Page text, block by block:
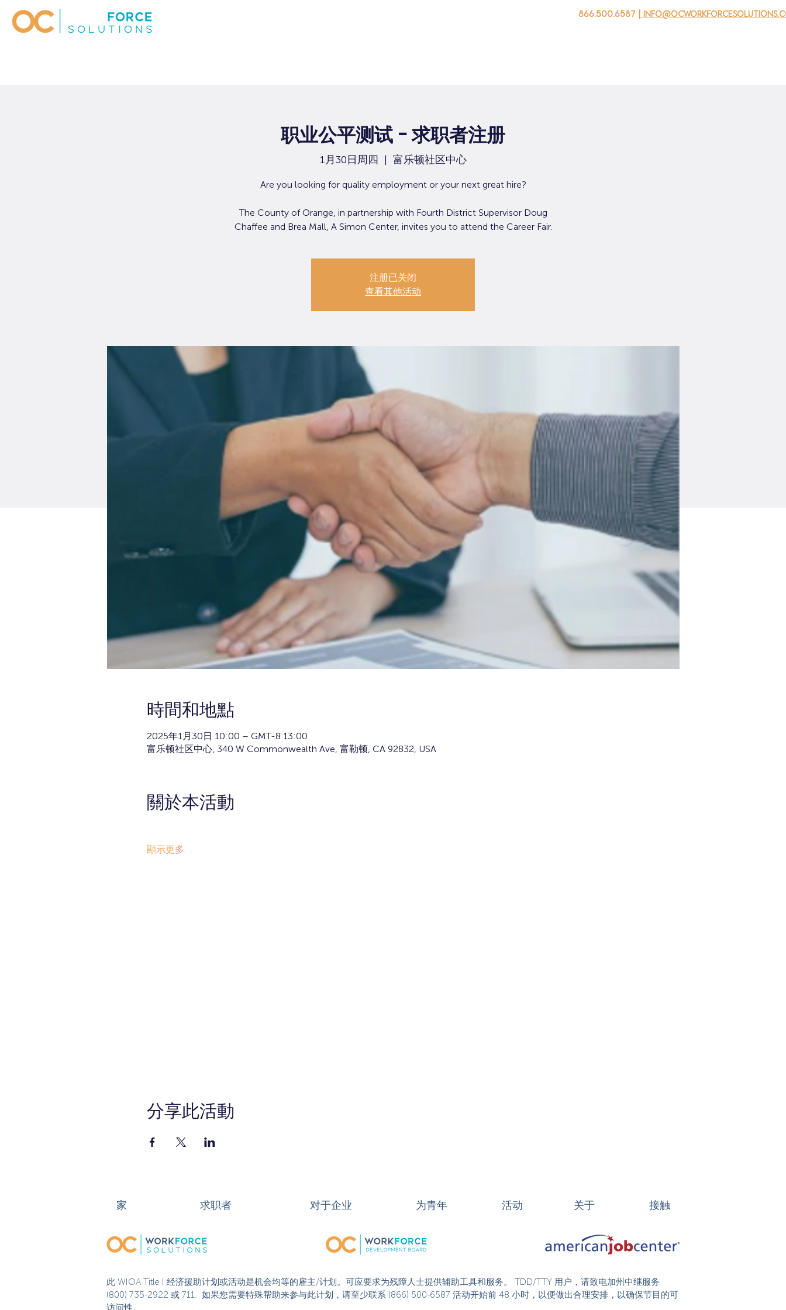
866.500.6587 |
职业公平测试 - 求职者注册
1月30日周四
  |
富乐顿社区中心
Are you looking for quality employment or your next great hire?
The County of Orange, in partnership with Fourth District Supervisor Doug
Chaffee and Brea Mall, A Simon Center, invites you to attend the Career Fair.
注册已关闭
查看其他活动
時間和地點
2025年1月30日 10:00 – GMT-8 13:00
富乐顿社区中心, 340 W Commonwealth Ave, 富勒顿, CA 92832, USA
關於本活動
顯示更多
分享此活動
家 求职者 对于企业 为青年 活动 关于 接触
此 WIOA Title I 经济援助计划或活动是机会均等的雇主/计划。可应要求为残障人士提供辅助工具和服务。 TDD/TTY 用户，请致电加州中继服务
(800) 735-2922 或 711. 如果您需要特殊帮助来参与此计划，请至少联系 (866) 500-6587 活动开始前 48 小时，以便做出合理安排，以确保节目的可
访问性。